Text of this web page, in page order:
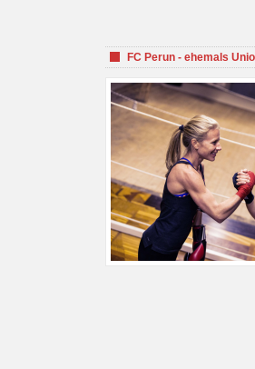
FC Perun - ehemals